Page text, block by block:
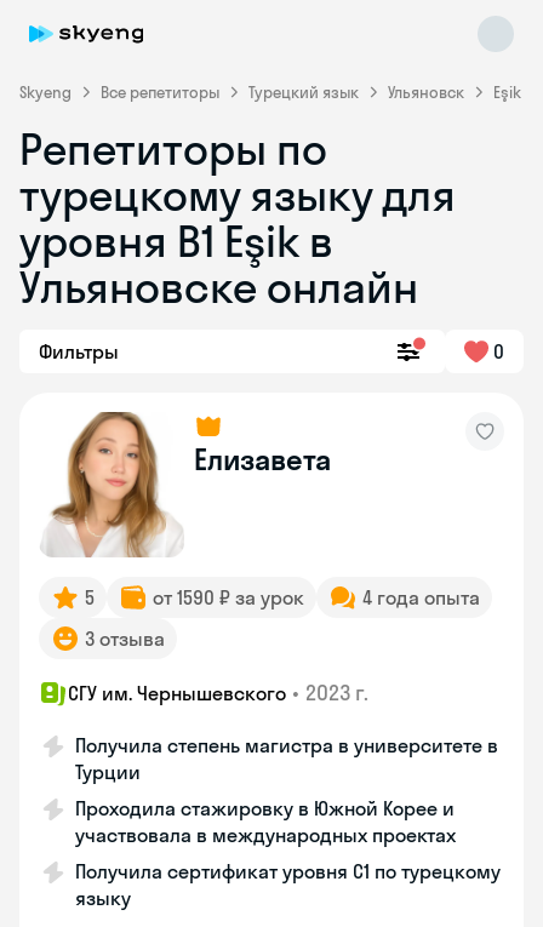
Skyeng Все репетиторы Турецкий язык Ульяновск Eşik
Репетиторы по
турецкому языку для
уровня B1 Eşik в
Ульяновске онлайн
Фильтры 0
Елизавета
5 от 1590 ₽ за урок
4 года опыта
3 отзыва
СГУ им. Чернышевского • 2023 г.
Получила степень магистра в университете в
Турции
Проходила стажировку в Южной Корее и
участвовала в международных проектах
Получила сертификат уровня C1 по турецкому
языку